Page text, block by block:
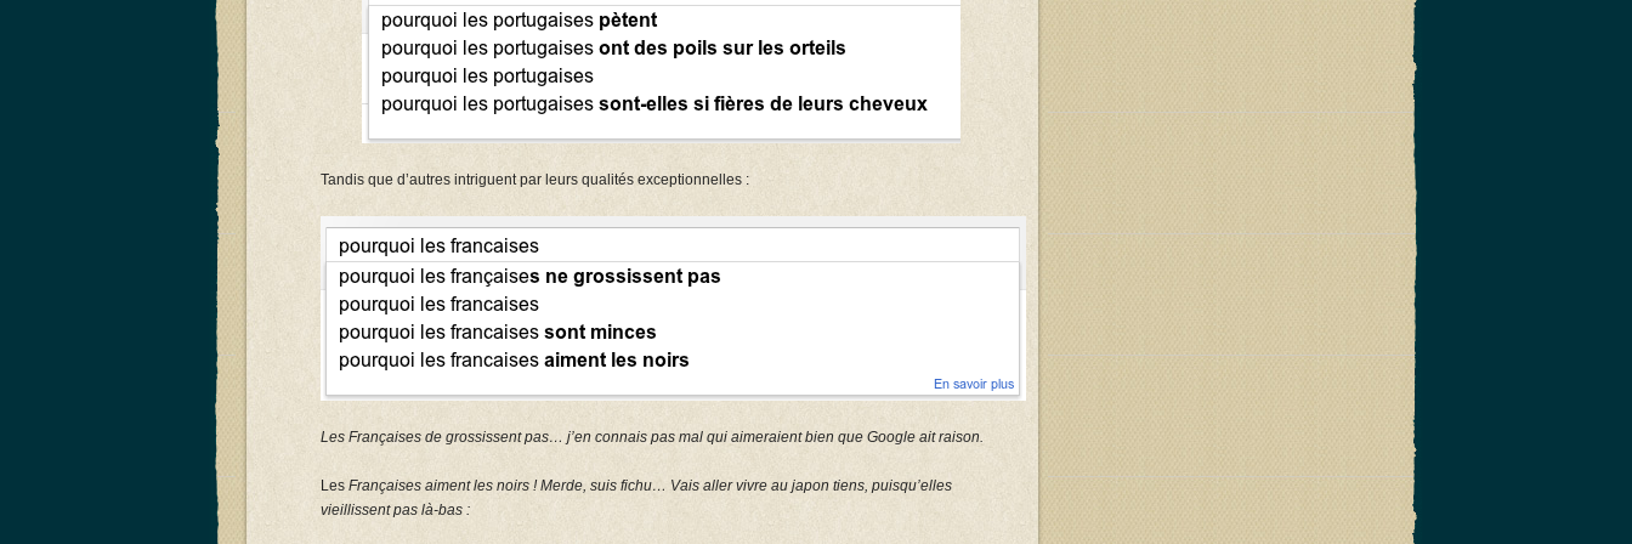
Tandis que d’autres intriguent par leurs qualités exceptionnelles :
Les Françaises de grossissent pas… j’en connais pas mal qui aimeraient bien que Google ait raison.
Les Françaises aiment les noirs ! Merde, suis fichu… Vais aller vivre au japon tiens, puisqu’elles
vieillissent pas là-bas :